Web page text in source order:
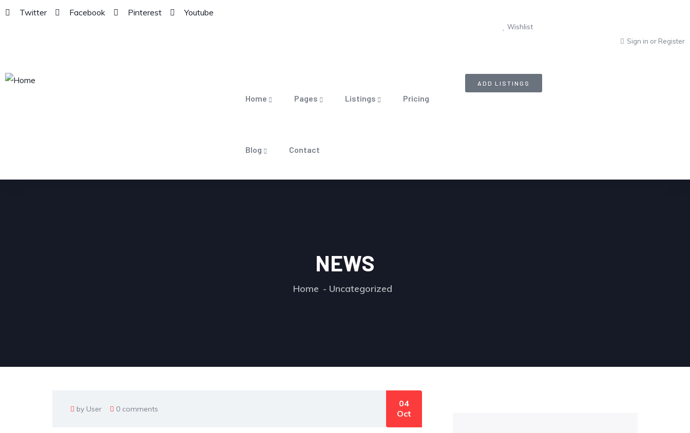
Twitter Facebook Pinterest Youtube
Wishlist
Sign in or Register
Home Pages Listings Pricing
Blog Contact
ADD LISTINGS
NEWS
Home Uncategorized
by User 0 comments
04
Oct